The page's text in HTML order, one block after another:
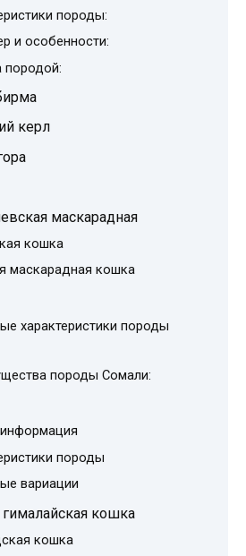
породы:
и особенности:
породой:
керл
маскарадная
кошка
маскарадная кошка
характеристики породы
породы Сомали:
породы
вариации
кошка
кошка